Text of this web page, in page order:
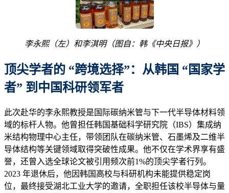
李永熙（左）和李淇明（图自：韩《中央日报》 ）
顶尖学者的 “跨境选择”：从韩国 “国家学
者” 到中国科研领军者
此次赴华的李永熙教授是国际碳纳米管与下一代半导体材料领
域的标杆人物。他曾担任韩国基础科学研究院（IBS）集成纳
米结构物理中心主任，带领团队在碳纳米管、石墨烯及二维半
导体结构等关键领域取得突破性成果。他不仅在学术界享有盛
誉，还曾入选全球论文被引用频次前1%的顶尖学者行列。
2023 年退休后，他因韩国高校与科研机构未能提供稳定岗
位，最终接受湖北工业大学的邀请，全职担任该校半导体与量